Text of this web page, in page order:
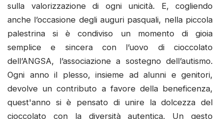
sulla valorizzazione di ogni unicità. E, cogliendo
anche l’occasione degli auguri pasquali, nella piccola
palestrina si è condiviso un momento di gioia
semplice e sincera con l’uovo di cioccolato
dell’ANGSA, l’associazione a sostegno dell’autismo.
Ogni anno il plesso, insieme ad alunni e genitori,
devolve un contributo a favore della beneficenza,
quest'anno si è pensato di unire la dolcezza del
cioccolato con la diversità autentica. Un gesto